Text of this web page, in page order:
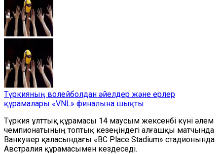
Түркияның волейболдан әйелдер және ерлер
құрамалары «VNL» финалына шықты
Түркия ұлттық құрамасы 14 маусым жексенбі күні әлем
чемпионатының топтық кезеңіндегі алғашқы матчында
Ванкувер қаласындағы «BC Place Stadium» стадионында
Австралия құрамасымен кездеседі.